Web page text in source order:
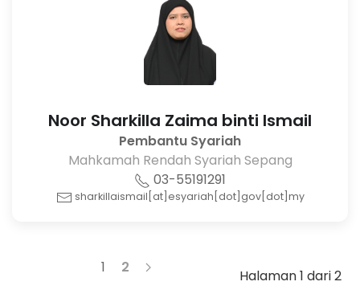
Noor Sharkilla Zaima binti Ismail
Pembantu Syariah
Mahkamah Rendah Syariah Sepang
03-55191291
sharkillaismail[at]esyariah[dot]gov[dot]my
Halaman 1 dari 2
1 2